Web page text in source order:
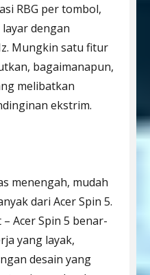
RBG per tombol,
layar dengan
Mungkin satu fitur
bagaimanapun,
melibatkan
ekstrim.
menengah, mudah
dari Acer Spin 5.
Acer Spin 5 benar-
yang layak,
desain yang